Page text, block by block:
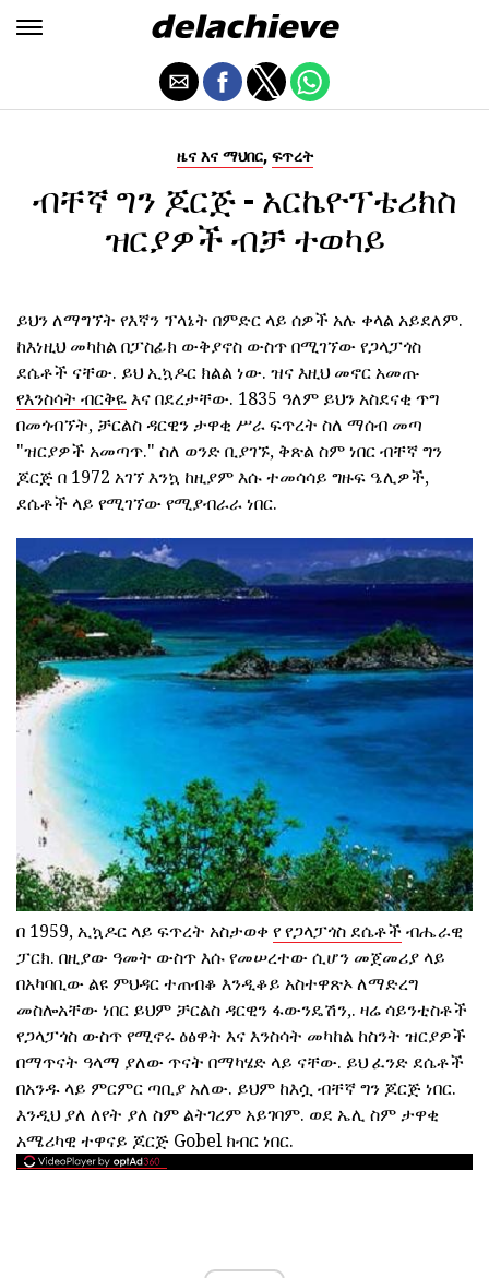
ዜና እና ማህበር, ፍጥረት
ብቸኛ ግን ጆርጅ - አርኬዮፕቴሪክስ
ዝርያዎች ብቻ ተወካይ
ይህን ለማግኘት የእኛን ፕላኔት በምድር ላይ ሰዎች አሉ ቀላል አይደለም.
ከእነዚህ መካከል በፓስፊክ ውቅያኖስ ውስጥ በሚገኘው የጋላፓጎስ
ደሴቶች ናቸው. ይህ ኢኳዶር ክልል ነው. ዝና እዚህ መኖር አመጡ
የእንስሳት ብርቅዬእና በደረታቸው. 1835 ዓለም ይህን አስደናቂ ጥግ
በመጎብኘት, ቻርልስ ዳርዊን ታዋቂ ሥራ ፍጥረት ስለ ማሰብ መጣ
"ዝርያዎች አመጣጥ." ስለ ወንድ ቢያገኙ, ቅጽል ስም ነበር ብቸኛ ግን
ጆርጅ በ 1972 አገኘ እንኳ ከዚያም እሱ ተመሳሳይ ግዙፍ ዔሊዎች,
ደሴቶች ላይ የሚገኘው የሚያብራራ ነበር.
በ 1959, ኢኳዶር ላይ ፍጥረት አስታወቀየ የጋላፓጎስ ደሴቶች ብሔራዊ
ፓርክ. በዚያው ዓመት ውስጥ እሱ የመሠረተው ሲሆን መጀመሪያ ላይ
በአካባቢው ልዩ ምህዳር ተጠብቆ እንዲቆይ አስተዋጽኦ ለማድረግ
መስሎአቸው ነበር ይህም ቻርልስ ዳርዊን ፋውንዴሽን,. ዛሬ ሳይንቲስቶች
የጋላፓጎስ ውስጥ የሚኖሩ ዕፅዋት እና እንስሳት መካከል ከስንት ዝርያዎች
በማጥናት ዓላማ ያለው ጥናት በማካሄድ ላይ ናቸው. ይህ ፈንድ ደሴቶች
በአንዱ ላይ ምርምር ጣቢያ አለው. ይህም ከእሷ ብቸኛ ግን ጆርጅ ነበር.
እንዲህ ያለ ለየት ያለ ስም ልትገረም አይገባም. ወደ ኤሊ ስም ታዋቂ
አሜሪካዊ ተዋናይ ጆርጅ Gobel ክብር ነበር.